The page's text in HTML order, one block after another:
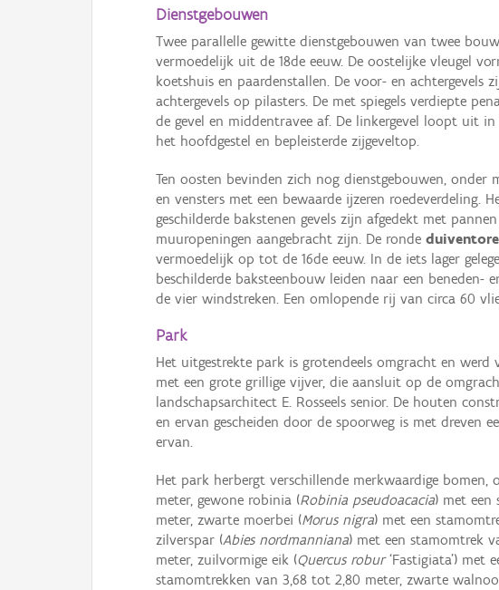
Dienstgebouwen
Twee parallelle gewitte dienstgebouwen van twee
vermoedelijk uit de 18de eeuw. De oostelijke vleugel
koetshuis en paardenstallen. De voor- en
achtergevels op pilasters. De met spiegels verdiepte
de gevel en middentravee af. De linkergevel loopt uit
het hoofdgestel en bepleisterde zijgeveltop.
Ten oosten bevinden zich nog dienstgebouwen, onder
en vensters met een bewaarde ijzeren roedeverdeling.
geschilderde bakstenen gevels zijn afgedekt met
muuropeningen aangebracht zijn. De ronde
vermoedelijk op tot de 16de eeuw. In de iets lager
beschilderde baksteenbouw leiden naar een
de vier windstreken. Een omlopende rij van circa 60
Park
Het uitgestrekte park is grotendeels omgracht en
met een grote grillige vijver, die aansluit op de
landschapsarchitect E. Rosseels senior. De houten
en ervan gescheiden door de spoorweg is met dreven
ervan.
Het park herbergt verschillende merkwaardige bomen,
meter, gewone robinia (Robinia pseudoacacia) met een
meter, zwarte moerbei (Morus nigra) met een
zilverspar (Abies nordmanniana) met een stamomtrek
meter, zuilvormige eik (Quercus robur‘Fastigiata’) met
stamomtrekken van 3,68 tot 2,80 meter, zwarte